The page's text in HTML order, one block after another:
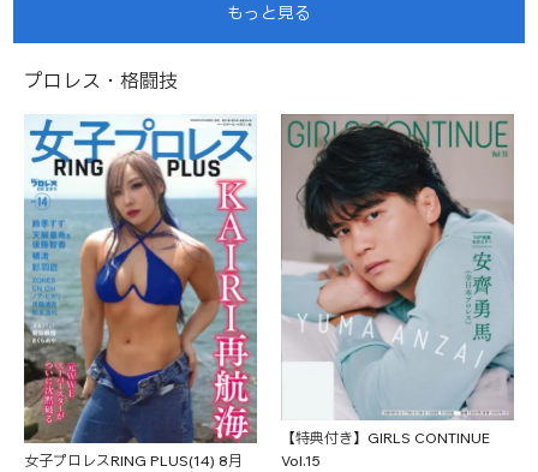
もっと見る
プロレス・格闘技
女子プロレスRING PLUS(14) 8月
【特典付き】GIRLS CONTINUE
Vol.15